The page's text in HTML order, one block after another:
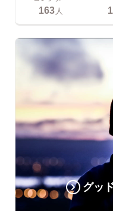
163 人
グッ